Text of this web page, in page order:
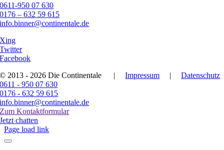
0611-950 07 630
0176 – 632 59 615
info.binner@continentale.de
Xing
Twitter
Facebook
© 2013 - 2026 Die Continentale
| Impressum |
Datenschutz
0611 - 950 07 630
0176 - 632 59 615
info.binner@continentale.de
Zum Kontaktformular
Jetzt chatten
Page load link